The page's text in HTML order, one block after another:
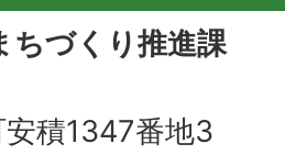
ちづくり推進課
積1347番地3